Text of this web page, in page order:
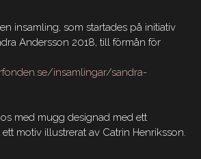
insamling, som startades på initiativ
Andersson 2018, till förmån för
insamlingar/sandra-
med mugg designad med ett
motiv illustrerat av Catrin Henriksson.